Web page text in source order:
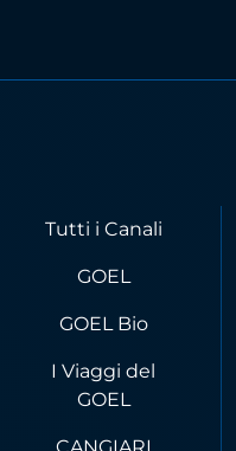
Tutti i Canali
GOEL
GOEL Bio
I Viaggi del
GOEL
CANGIARI